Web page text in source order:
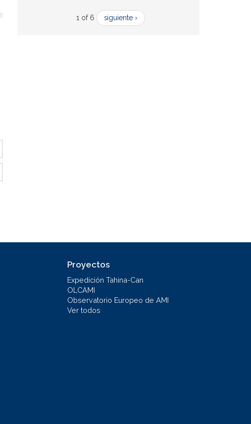
1 of 6 siguiente ›
Proyectos
Expedición Tahina-Can
OLCAMI
Observatorio Europeo de AMI
Ver todos